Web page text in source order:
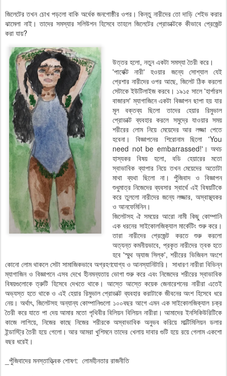
জিলেটের তখন চোখ পড়লো বাকি অর্ধেক জনগোষ্ঠীর ওপর। কিন্তু নারীদের তো দাড়ি শেইভ করার
ঝামেলা নাই। তাদের সমস্যার সলিউশন হিসেবে তাহলে জিলেটের প্রোডাক্টকে কীভাবে প্রেজেন্ট
করা যায়?
উত্তর হলো, নতুন একটা সমস্যা তৈরী করে।
'পার্ফেক্ট নারী' হওয়ার জন্যে সোশ্যাল যেই
প্রেশার নারীদের ওপর আছে, জিলেট ঠিক করলো
সেটাকে ইউটিলাইজ করবে। ১৯১৫ সালে 'হার্পারস
বাজারস' ম্যাগাজিনে একটা বিজ্ঞাপন ছাপা হয় যার
মূল বক্তব্য ছিলো তাদের হেয়ার রিমুভাল
প্রোডাক্ট ব্যবহার করলে সমুদ্রে যাওয়ার সময়
শরীরের লোম নিয়ে মেয়েদের আর লজ্জা পেতে
হবেনা। বিজ্ঞাপনের শিরোনাম ছিলো 'You
need not be embarrassed!'। অথচ
হাস্যকর বিষয় হলো, বডি হেয়ারের মতো
স্বাভাবিক ব্যাপার নিয়ে তখন মেয়েদের অতোটা
মাথা ব্যথা ছিলো না। পুঁজিবাদ ও বিজ্ঞাপন
শুধুমাত্র নিজেদের ব্যবসার স্বার্থে এই বিষয়টিকে
করে তুললো নারীদের জন্যে লজ্জার, অস্বাস্থ্যকর
ও আনফেমিনিন।
জিলেটসহ ঐ সময়ের আরো নামী কিছু কোম্পানি
এক ধরনের সাইকোলজিক্যাল মার্কেটিং শুরু করে।
তারা নারীদের প্রেজেন্ট করতে শুরু করলো
অত্যন্ত কমনীয়ভাবে, প্রকৃত নারীদের ত্বক হতে
হবে 'স্মুথ অ্যাজ সিল্ক', শরীরের ভিজিবল অংশে
কোনো লোম থাকলে সেটা সামাজিকভাবে অগ্রহণযোগ্য ও আনস্যানিটারি। সাধারণ নারীরা বিভিন্ন
ম্যাগাজিন ও বিজ্ঞাপনে এসব দেখে হীনমন্যতায় ভোগা শুরু করে এবং নিজেদের শরীরের স্বাভাবিক
বিষয়গুলোকে ত্রুটি হিসেবে দেখতে থাকে। আস্তে আস্তে কয়েক জেনারেশনের নারীরা এতেই
অভ্যস্ত হতে থাকে ও এই হেয়ার রিমুভাল প্রোডাক্ট ব্যবহার করাটাকে জীবনের অংশ হিসেবে ধরে
নেয়। অর্থাৎ, জিলেটসহ অন্যান্য কোম্পানিগুলো ১০০বছর আগে এমন এক সাইকোলজিক্যাল চক্র
তৈরী করে যাতে পা দেয় আমার মতো পৃথিবীর বিলিয়ন বিলিয়ন নারীরা। আমাদের ইনসিকিউরিটিকে
কাজে লাগিয়ে, নিজের কাছে নিজের শরীরকে অস্বাভাবিক অনুভব করিয়ে মাল্টিমিলিয়ন ডলার
ইন্ডাস্ট্রি তৈরী হয়ে গেলো। আর আমরা খুশিমনে তাদের খেলায় দাবার গুটি হয়ে রয়ে গেলাম একশো
বছর ধরেই।
_পুঁজিবাদের মনস্তাত্ত্বিক শোষণ: লোমহীনতার রাজনীতি